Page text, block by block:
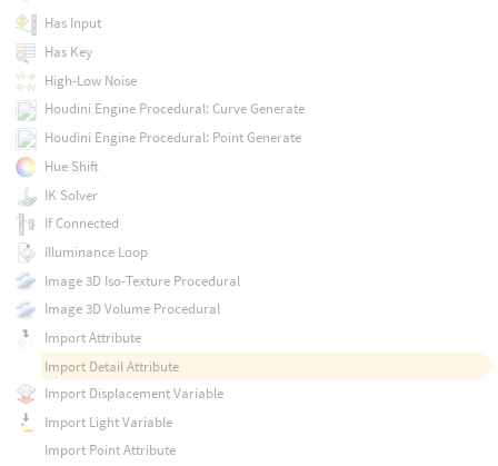
Has Input
Has Key
High-Low Noise
Houdini Engine Procedural: Curve Generate
Houdini Engine Procedural: Point Generate
Hue Shift
IK Solver
If Connected
Illuminance Loop
Image 3D Iso-Texture Procedural
Image 3D Volume Procedural
Import Attribute
Import Detail Attribute
Import Displacement Variable
Import Light Variable
Import Point Attribute